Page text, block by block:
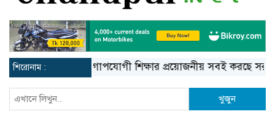
শিরোনাম : যুগোপযোগী শিক্ষার প্রয়োজনীয় সবই করছে সরকারঃ
খুজুন